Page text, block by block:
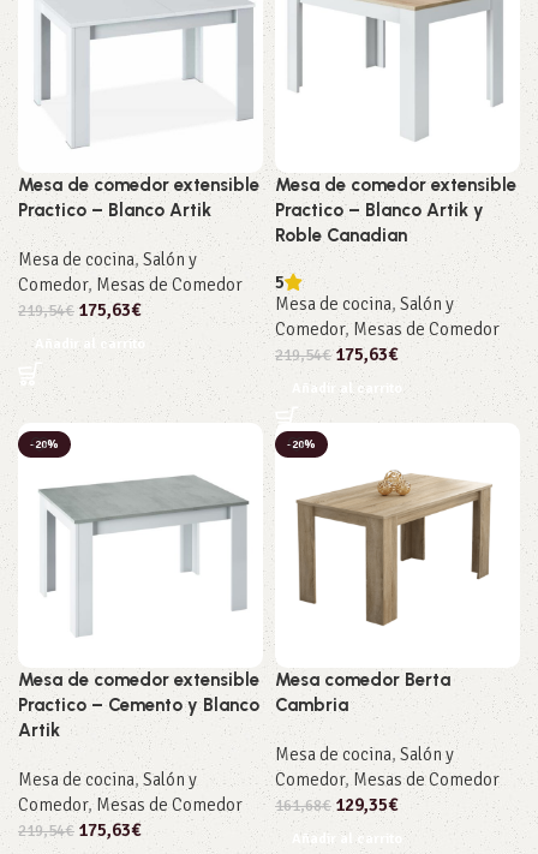
Mesa de comedor extensible
Practico – Blanco Artik
Mesa de cocina, Salón y
Comedor, Mesas de Comedor
219,54€ 175,63€
Añadir al carrito
Mesa de comedor extensible
Practico – Blanco Artik y
Roble Canadian
5
Mesa de cocina, Salón y
Comedor, Mesas de Comedor
219,54€ 175,63€
Añadir al carrito
-20%
Mesa de comedor extensible
Practico – Cemento y Blanco
Artik
Mesa de cocina, Salón y
Comedor,Mesas de Comedor
219,54€ 175,63€
-20%
Mesa comedor Berta
Cambria
Mesa de cocina, Salón y
Comedor, Mesas de Comedor
161,68€ 129,35€
Añadir al carrito